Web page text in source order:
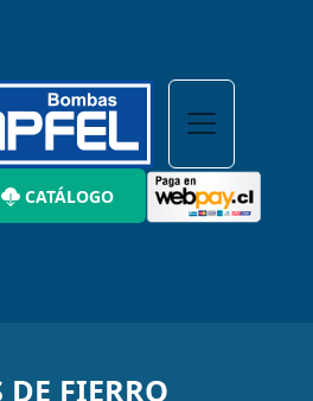
CATÁLOGO
DE FIERRO